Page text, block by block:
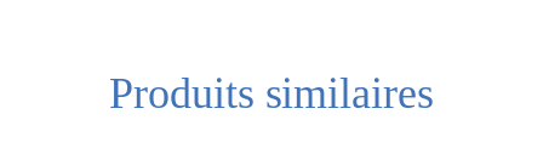
Produits similaires